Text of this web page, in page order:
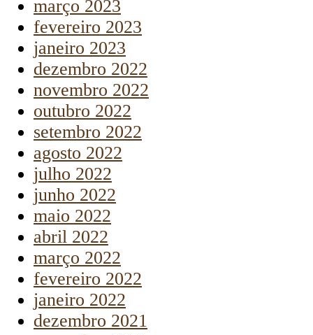
março 2023
fevereiro 2023
janeiro 2023
dezembro 2022
novembro 2022
outubro 2022
setembro 2022
agosto 2022
julho 2022
junho 2022
maio 2022
abril 2022
março 2022
fevereiro 2022
janeiro 2022
dezembro 2021